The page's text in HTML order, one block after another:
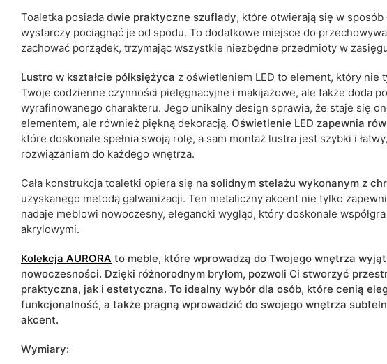
Toaletka posiada dwie praktyczne szuflady, które otwierają się w sposób
wystarczy pociągnąć je od spodu. To dodatkowe miejsce do
zachować porządek, trzymając wszystkie niezbędne przedmioty w
Lustro w kształcie półksiężyca z oświetleniem LED to element, który nie
Twoje codzienne czynności pielęgnacyjne i makijażowe, ale także doda
wyrafinowanego charakteru. Jego unikalny design sprawia, że staje się
elementem, ale również piękną dekoracją. Oświetlenie LED zapewnia
które doskonale spełnia swoją rolę, a sam montaż lustra jest szybki i
rozwiązaniem do każdego wnętrza.
Cała konstrukcja toaletki opiera się na solidnym stelażu wykonanym z
uzyskanego metodą galwanizacji. Ten metaliczny akcent nie tylko
nadaje meblowi nowoczesny, elegancki wygląd, który doskonale współgra
akrylowymi.
Kolekcja AURORA to meble, które wprowadzą do Twojego wnętrza
nowoczesności. Dzięki różnorodnym bryłom, pozwoli Ci stworzyć
praktyczna, jak i estetyczna. To idealny wybór dla osób, które cenią
funkcjonalność, a także pragną wprowadzić do swojego wnętrza
akcent.
Wymiary: